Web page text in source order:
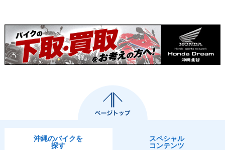
沖縄のバイクを
探す
スペシャル
コンテンツ